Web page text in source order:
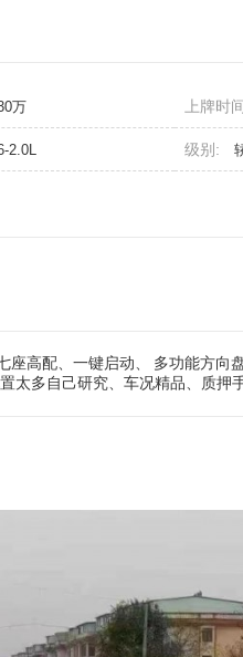
万 上牌时
2.0L 级别:
座高配、一键启动、 多功能方向
太多自己研究、车况精品、质押